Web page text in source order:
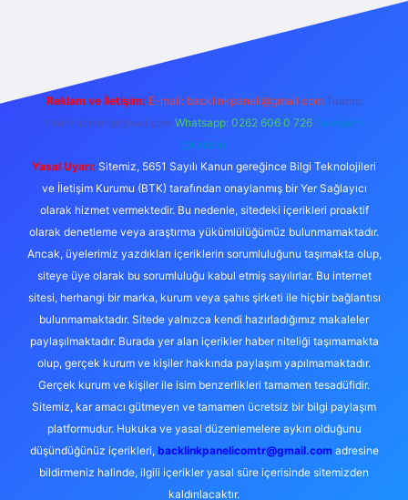
Reklam ve İletişim: E-mail: backlinkpaneli@gmail.com Teams:
forumhizmeti@gmail.com Whatsapp: 0262 606 0 726 Telegram:
@karabul
Yasal Uyarı: Sitemiz, 5651 Sayılı Kanun gereğince Bilgi Teknolojileri
ve İletişim Kurumu (BTK) tarafından onaylanmış bir Yer Sağlayıcı
olarak hizmet vermektedir. Bu nedenle, sitedeki içerikleri proaktif
olarak denetleme veya araştırma yükümlülüğümüz bulunmamaktadır.
Ancak, üyelerimiz yazdıkları içeriklerin sorumluluğunu taşımakta olup,
siteye üye olarak bu sorumluluğu kabul etmiş sayılırlar. Bu internet
sitesi, herhangi bir marka, kurum veya şahıs şirketi ile hiçbir bağlantısı
bulunmamaktadır. Sitede yalnızca kendi hazırladığımız makaleler
paylaşılmaktadır. Burada yer alan içerikler haber niteliği taşımamakta
olup, gerçek kurum ve kişiler hakkında paylaşım yapılmamaktadır.
Gerçek kurum ve kişiler ile isim benzerlikleri tamamen tesadüfidir.
Sitemiz, kar amacı gütmeyen ve tamamen ücretsiz bir bilgi paylaşım
platformudur. Hukuka ve yasal düzenlemelere aykırı olduğunu
düşündüğünüz içerikleri, backlinkpanelicomtr@gmail.comadresine
bildirmeniz halinde, ilgili içerikler yasal süre içerisinde sitemizden
kaldırılacaktır.